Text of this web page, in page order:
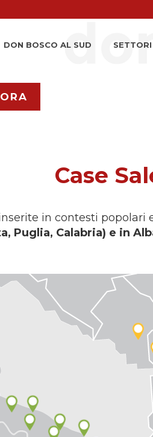
DON BOSCO AL SUD SETTORI
Case
in contesti popolari
Puglia, Calabria) e in